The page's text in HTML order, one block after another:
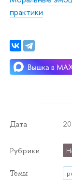
практики
Дата
Рубрики
Темы